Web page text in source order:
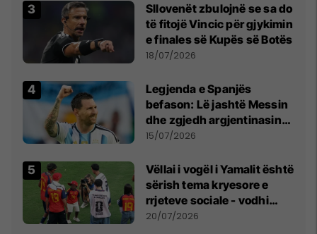
Sllovenët zbulojnë se sa do
të fitojë Vincic për gjykimin
e finales së Kupës së Botës
18/07/2026
Legjenda e Spanjës
befason: Lë jashtë Messin
dhe zgjedh argjentinasin
më të mirë në botë
15/07/2026
Vëllai i vogël i Yamalit është
sërish tema kryesore e
rrjeteve sociale - vodhi
vëmendjen pas finales së
20/07/2026